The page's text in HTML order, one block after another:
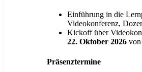
Einführung in die
Videokonferenz,
Kickoff über
22. Oktober 2026
Präsenztermine